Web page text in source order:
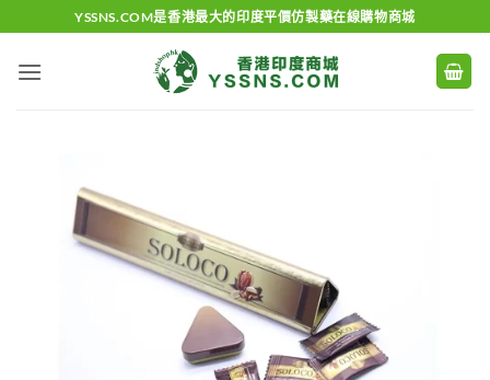
to
content
YSSNS.COM是香港最大的印度平價仿製藥在線購物商城